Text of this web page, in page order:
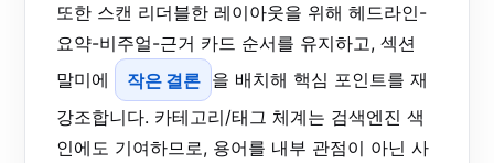
또한 스캔 리더블한 레이아웃을 위해 헤드라인-
요약-비주얼-근거 카드 순서를 유지하고, 섹션
말미에
작은 결론 을 배치해 핵심 포인트를 재
강조합니다. 카테고리/태그 체계는 검색엔진 색
인에도 기여하므로, 용어를 내부 관점이 아닌 사